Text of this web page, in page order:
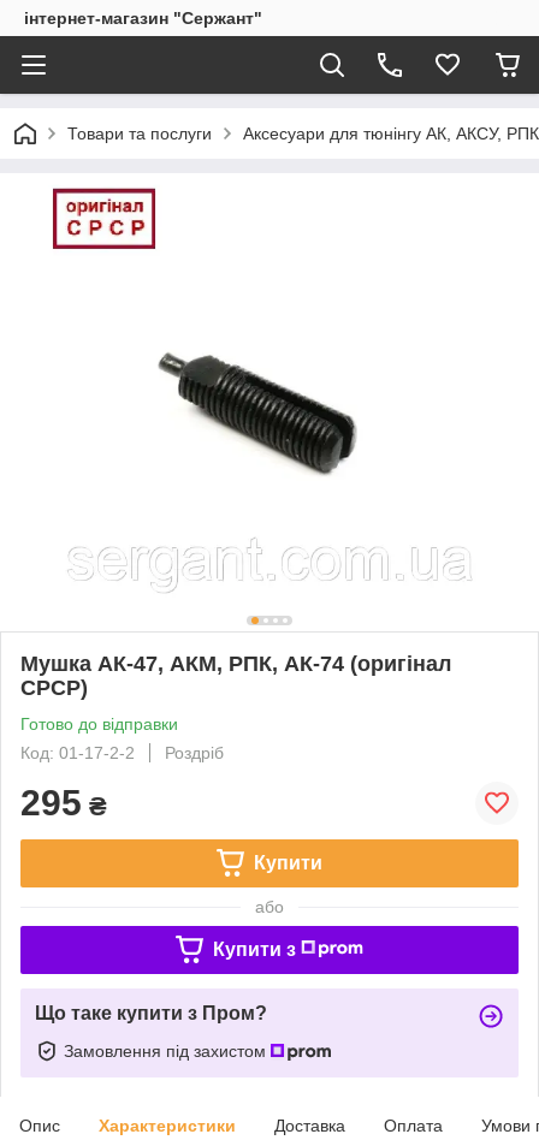
інтернет-магазин "Сержант"
Товари та послуги Аксесуари для тюнінгу АК, АКСУ,
Мушка АК-47, АКМ, РПК, АК-74 (оригінал
СРСР)
Готово до відправки
Код: 01-17-2-2
Роздріб
295 ₴
Купити
або
Купити з
Що таке купити з Пром?
Замовлення під захистом
Опис Характеристики Доставка Оплата Умови